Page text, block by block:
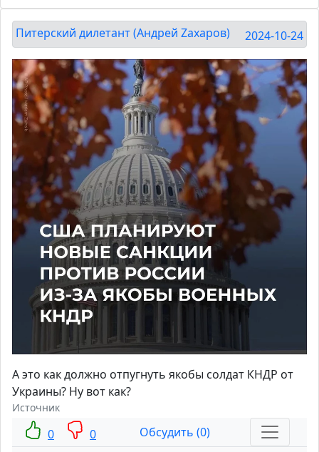
Питерский дилетант (Андрей Zахаров) 2024-10-24
А это как должно отпугнуть якобы солдат КНДР от
Украины? Ну вот как?
Источник
0 0
Обсудить (0)